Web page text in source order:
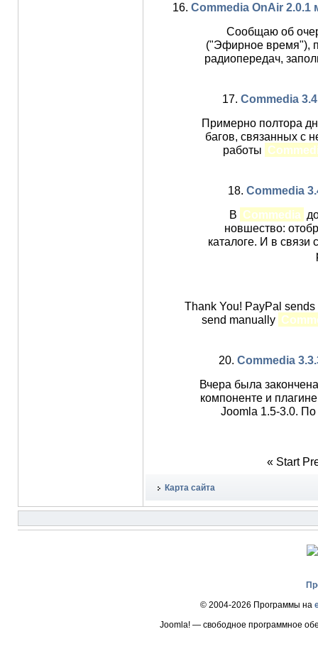
16. Commedia OnAir
Сообщаю об
("Эфирное время"),
радиопередач,
17. Commedia
Примерно полтора
багов, связанных с
работы
18. Commedia
В Commedia
новшество:
каталоге. И в связи
Thank You! PayPal
send manually
20. Commedia
Вчера была
компоненте и
Joomla 1.5-3.0.
« Start
Карта сайта
© 2004-2026 Программы на
Joomla! — свободное программное